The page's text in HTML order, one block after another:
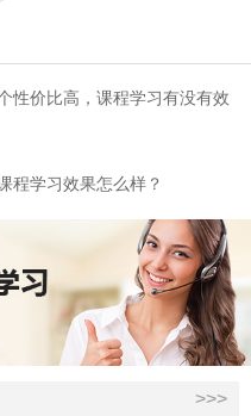
性价比高，课程学习有没有效
程学习效果怎么样？
>>>